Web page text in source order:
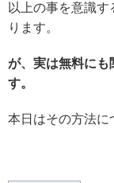
以上の事を意識
ります。
が、実は無料にも
す。
本日はその方法に